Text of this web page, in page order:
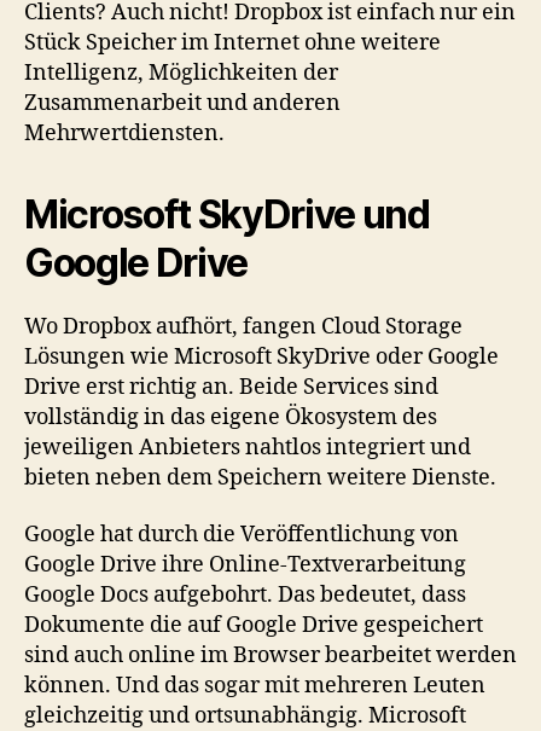
Clients? Auch nicht! Dropbox ist einfach nur ein
Stück Speicher im Internet ohne weitere
Intelligenz, Möglichkeiten der
Zusammenarbeit und anderen
Mehrwertdiensten.
Microsoft SkyDrive und
Google Drive
Wo Dropbox aufhört, fangen Cloud Storage
Lösungen wie Microsoft SkyDrive oder Google
Drive erst richtig an. Beide Services sind
vollständig in das eigene Ökosystem des
jeweiligen Anbieters nahtlos integriert und
bieten neben dem Speichern weitere Dienste.
Google hat durch die Veröffentlichung von
Google Drive ihre Online-Textverarbeitung
Google Docs aufgebohrt. Das bedeutet, dass
Dokumente die auf Google Drive gespeichert
sind auch online im Browser bearbeitet werden
können. Und das sogar mit mehreren Leuten
gleichzeitig und ortsunabhängig. Microsoft